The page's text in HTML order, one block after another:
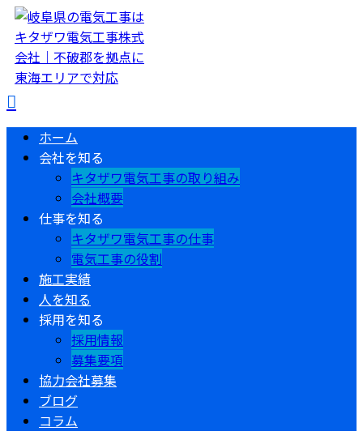
ホーム
会社を知る
キタザワ電気工事の取り組み
会社概要
仕事を知る
キタザワ電気工事の仕事
電気工事の役割
施工実績
人を知る
採用を知る
採用情報
募集要項
協力会社募集
ブログ
コラム